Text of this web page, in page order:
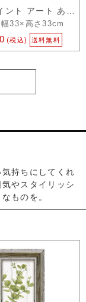
33×高さ33cm
(税込) 送料無料
持ちにしてくれ
やスタイリッシ
ものを。